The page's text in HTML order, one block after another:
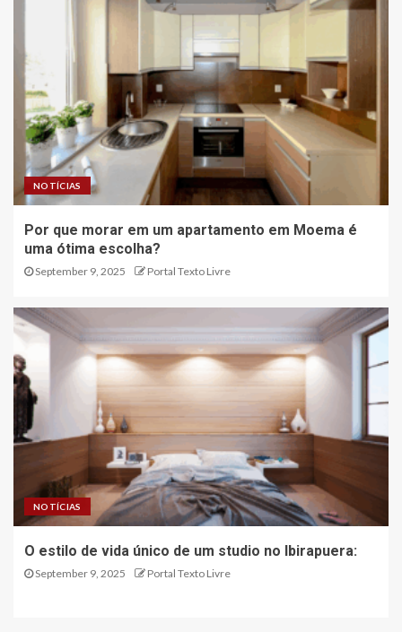
NOTÍCIAS
Por que morar em um apartamento em Moema é
uma ótima escolha?
September 9, 2025 Portal Texto Livre
NOTÍCIAS
O estilo de vida único de um studio no Ibirapuera:
September 9, 2025 Portal Texto Livre